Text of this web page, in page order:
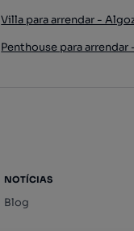
Villa para arrendar -
Penthouse para arrendar
NOTÍCIAS
Blog